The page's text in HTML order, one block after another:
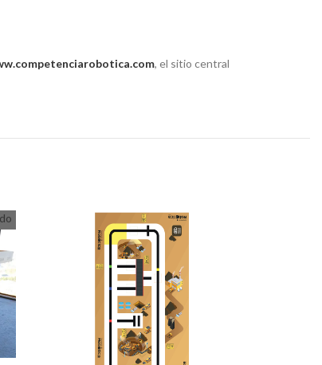
, el sitio central